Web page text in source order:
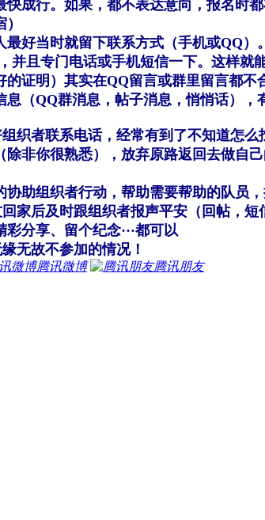
成行。如果，都不表达意向，报名时
好当时就留下联系方式（手机或QQ
且专门电话或手机短信一下。这样就
证明）其实在QQ留言或群里留言都不
（QQ群消息，帖子消息，悄悄话），
者联系电话，经常有到了不知道怎么
非你很熟悉），放弃原路返回去做自
助组织者行动，帮助需要帮助的队员
后及时跟组织者报声平安（回帖，短
分享、留个纪念···都可以
无故不参加的情况！
腾讯微博
腾讯朋友